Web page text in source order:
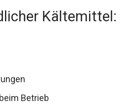
Kältemittel:
Betrieb